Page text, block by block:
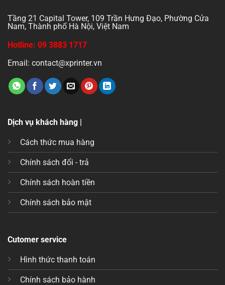
Tầng 21 Capital Tower, 109 Trần Hưng Đạo, Phường Cửa
Nam, Thành phố Hà Nội, Việt Nam
Hotline: 09 3883 1717
Email: contact@xprinter.vn
Dịch vụ khách hàng |
Cách thức mua hàng
Chính sách đổi - trả
Chính sách hoàn tiền
Chính sách bảo mật
Cutomer service
Hình thức thanh toán
Chính sách bảo hành